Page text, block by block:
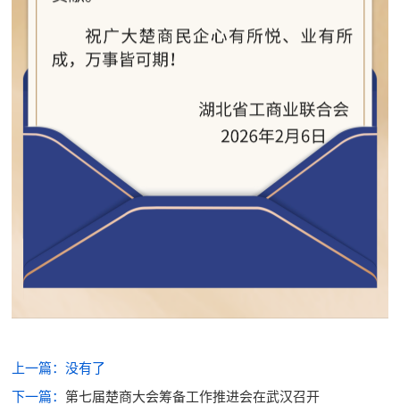
上一篇：没有了
下一篇： 第七届楚商大会筹备工作推进会在武汉召开